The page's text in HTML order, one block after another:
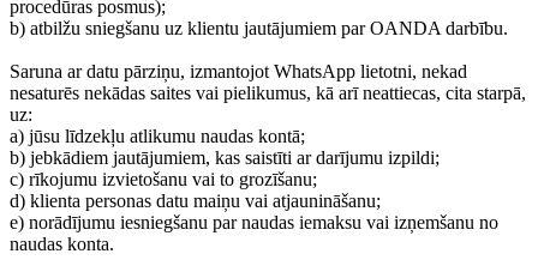
procedūras posmus);
b) atbilžu sniegšanu uz klientu jautājumiem par OANDA darbību.
Saruna ar datu pārziņu, izmantojot WhatsApp lietotni, nekad
nesaturēs nekādas saites vai pielikumus, kā arī neattiecas, cita starpā,
uz:
a) jūsu līdzekļu atlikumu naudas kontā;
b) jebkādiem jautājumiem, kas saistīti ar darījumu izpildi;
c) rīkojumu izvietošanu vai to grozīšanu;
d) klienta personas datu maiņu vai atjaunināšanu;
e) norādījumu iesniegšanu par naudas iemaksu vai izņemšanu no
naudas konta.